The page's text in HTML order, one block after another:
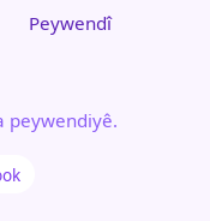
Peywendî
peywendiyê.